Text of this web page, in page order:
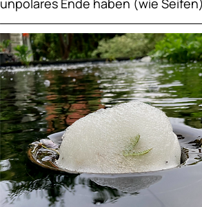
unpolares Ende haben (wie